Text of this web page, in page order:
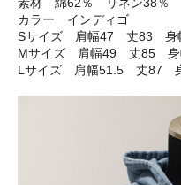
カラー インディゴ
Sサイズ 肩幅47 丈83 身
Mサイズ 肩幅49 丈85 身
Lサイズ 肩幅51.5 丈87